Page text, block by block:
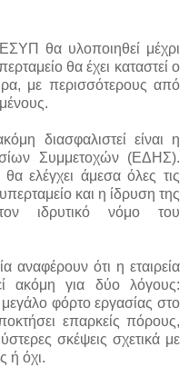
θα υλοποιηθεί μέχρι
θα έχει καταστεί ο
με περισσότερους από
διασφαλιστεί είναι η
Συμμετοχών (ΕΔΗΣ).
ελέγχει άμεσα όλες τις
και η ίδρυση της
ιδρυτικό νόμο του
αναφέρουν ότι η εταιρεία
ακόμη για δύο λόγους:
φόρτο εργασίας στο
επαρκείς πόρους,
σκέψεις σχετικά με
ή όχι.